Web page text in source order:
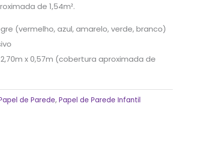
de 1,54m².
(vermelho, azul, amarelo, verde, branco)
x 0,57m (cobertura aproximada de
de Parede,Papel de Parede Infantil